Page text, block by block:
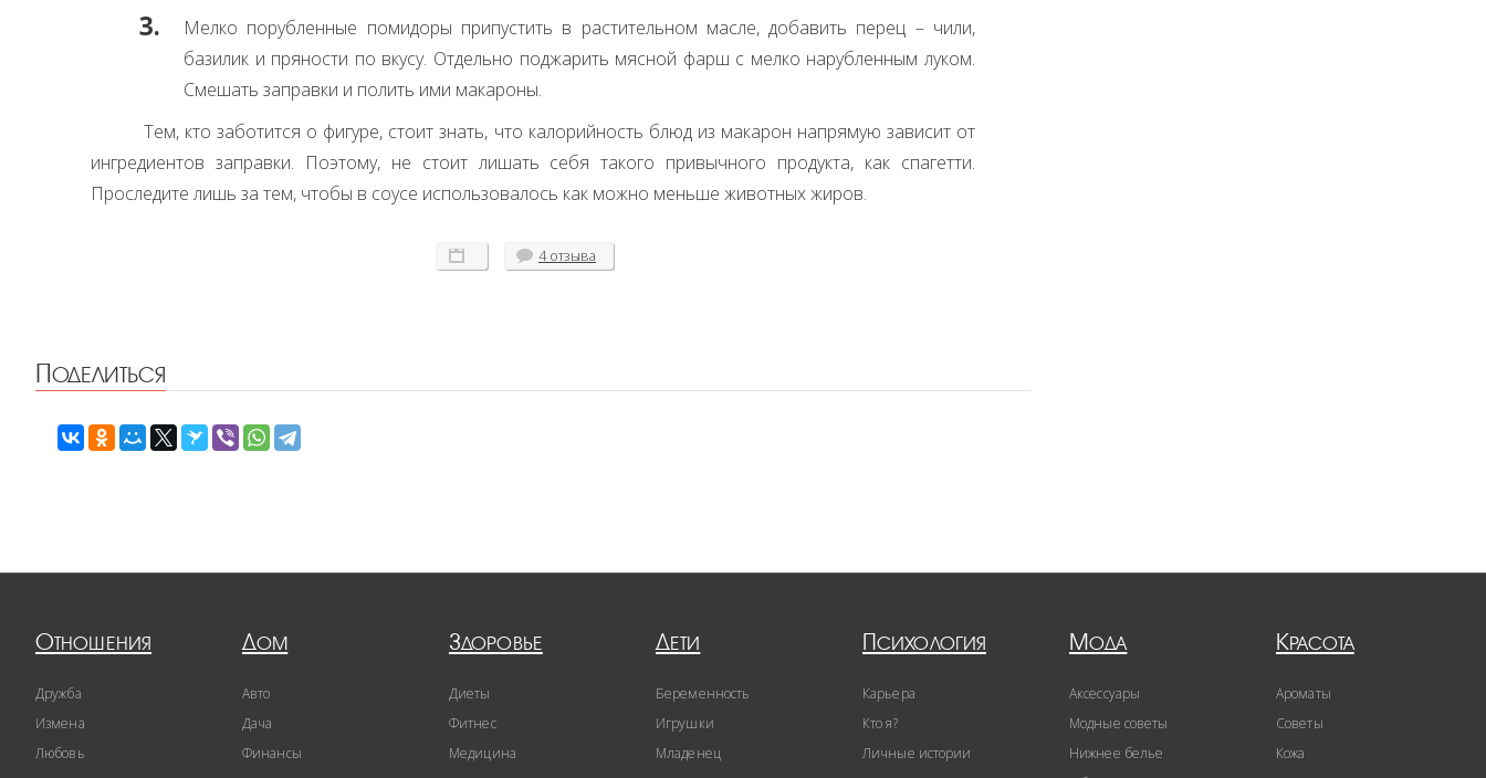
Мелко порубленные помидоры припустить в растительном масле, добавить перец – чили,
базилик и пряности по вкусу. Отдельно поджарить мясной фарш с мелко нарубленным луком.
Смешать заправки и полить ими макароны.
Тем, кто заботится о фигуре, стоит знать, что калорийность блюд из макарон напрямую зависит от
ингредиентов заправки. Поэтому, не стоит лишать себя такого привычного продукта, как спагетти.
Проследите лишь за тем, чтобы в соусе использовалось как можно меньше животных жиров.
4 отзыва
Поделиться
Отношения
Дружба
Измена
Любовь
Дом
Авто
Дача
Финансы
Здоровье
Диеты
Фитнес
Медицина
Дети
Беременность
Игрушки
Младенец
Психология
Карьера
Кто я?
Личные истории
Мода
Аксессуары
Модные советы
Нижнее белье
Красота
Ароматы
Советы
Кожа